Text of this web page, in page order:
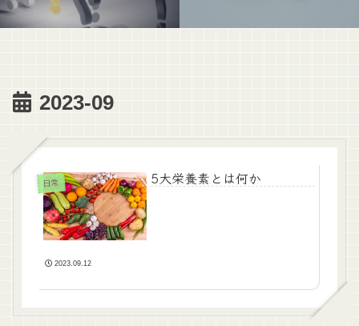
2023-09
日常 5大栄養素とは何か
2023.09.12